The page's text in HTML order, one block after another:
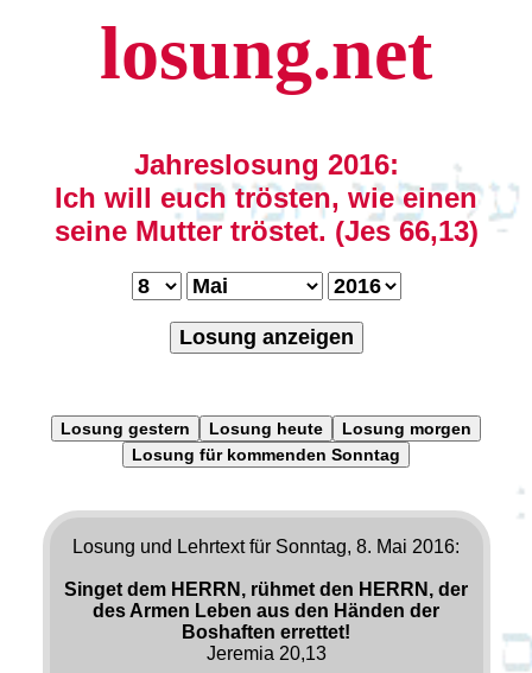
losung.net
Jahreslosung 2016:
Ich will euch trösten, wie einen
seine Mutter tröstet. (Jes 66,13)
Losung anzeigen
Losung gestern Losung heute
Losung morgen
Losung für kommenden Sonntag
Losung und Lehrtext für Sonntag, 8. Mai 2016:
Singet dem HERRN, rühmet den HERRN, der
des Armen Leben aus den Händen der
Boshaften errettet!
Jeremia 20,13